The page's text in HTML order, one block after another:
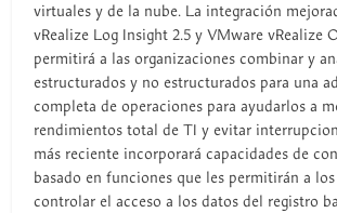
virtuales y de la nube. La integración
vRealize Log Insight 2.5 y VMware vRealize
permitirá a las organizaciones combinar y
estructurados y no estructurados para una
completa de operaciones para ayudarlos a
rendimientos total de TI y evitar
más reciente incorporará capacidades de
basado en funciones que les permitirán a
controlar el acceso a los datos del registro